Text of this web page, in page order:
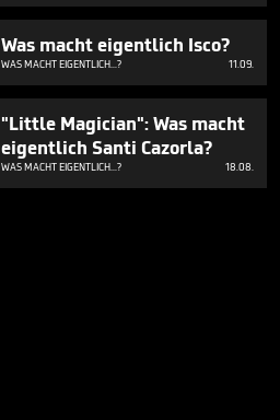
Was macht eigentlich Isco?
WAS MACHT EIGENTLICH...? 11.09.
"Little Magician": Was macht
eigentlich Santi Cazorla?
WAS MACHT EIGENTLICH...? 18.08.